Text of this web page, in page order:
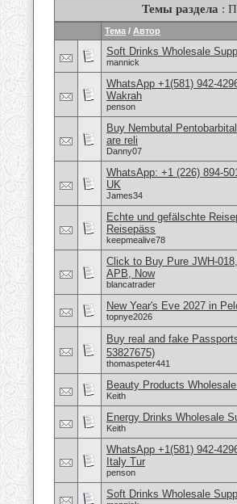
Темы раздела :
Тема / Автор
Soft Drinks Wholesale
mannick
WhatsApp +1(581) 942-
Wakrah
penson
Buy Nembutal
are reli
Danny07
WhatsApp: +1 (226) 894-
UK
James34
Echte und gefälschte
Reisepäss
keepmealive78
Click to Buy Pure JWH-
APB, Now
blancatrader
New Year's Eve 2027 in
topnye2026
Buy real and fake
53827675)
thomaspeter441
Beauty Products
Keith
Energy Drinks Wholesale
Keith
WhatsApp +1(581) 942-
Italy Tur
penson
Soft Drinks Wholesale